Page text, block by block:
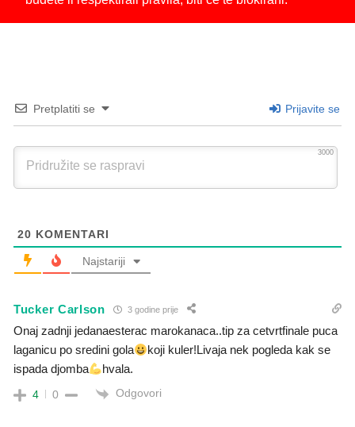
Pretplatiti se Prijavite se
3000
20 KOMENTARI
Najstariji
Tucker Carlson 3 godine prije
Onaj zadnji jedanaesterac marokanaca..tip za cetvrtfinale puca
laganicu po sredini gola
koji kuler!Livaja nek pogleda kak se
ispada djomba
hvala.
4 0 Odgovori